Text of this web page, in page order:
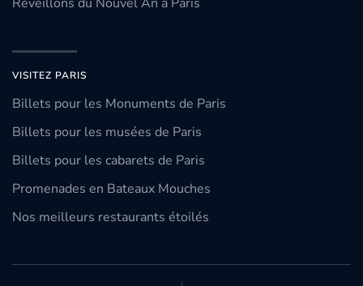
VISITEZ PARIS
Billets pour les Monuments de Paris
Billets pour les musées de Paris
Billets pour les cabarets de Paris
Promenades en Bateaux Mouches
Nos meilleurs restaurants étoilés